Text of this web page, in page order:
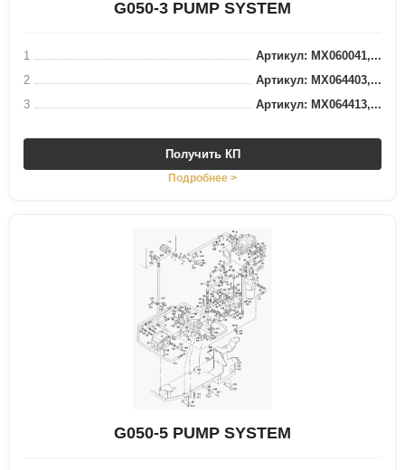
G050-3 PUMP SYSTEM
1
Артикул: MX060041,...
2
Артикул: MX064403,...
3
Артикул: MX064413,...
Получить КП
Подробнее >
G050-5 PUMP SYSTEM